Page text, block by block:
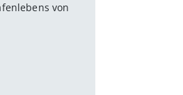
von